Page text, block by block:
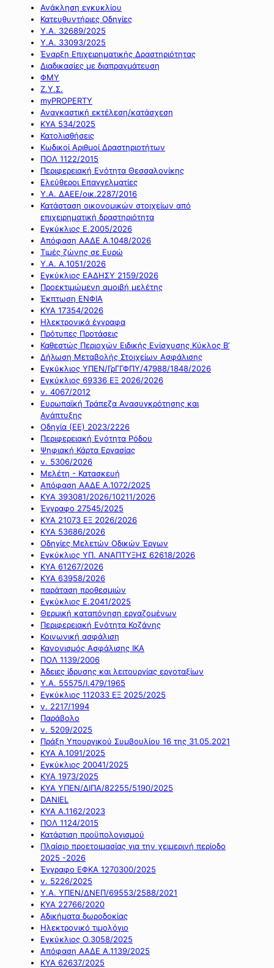
Ανάκληση εγκυκλίου
Κατευθυντήριες Οδηγίες
Υ.Α. 32689/2025
Υ.Α. 33093/2025
Έναρξη Επιχειρηματικής Δραστηριότητας
Διαδικασίες με διαπραγμάτευση
ΦΜΥ
Ζ.Υ.Σ.
myPROPERTY
Αναγκαστική εκτέλεση/κατάσχεση
ΚΥΑ 534/2025
Κατολισθήσεις
Κωδικοί Αριθμοί Δραστηριοτήτων
ΠΟΛ 1122/2015
Περιφερειακή Ενότητα Θεσσαλονίκης
Ελεύθεροι Επαγγελματίες
Υ.Α. ΔΑΕΕ/οικ.2287/2016
Κατάσταση οικονομικών στοιχείων από
επιχειρηματική δραστηριότητα
Εγκύκλιος Ε.2005/2026
Απόφαση ΑΑΔΕ Α.1048/2026
Τιμές ζώνης σε Ευρώ
Υ.Α. Α.1051/2026
Εγκύκλιος ΕΑΔΗΣΥ 2159/2026
Προεκτιμώμενη αμοιβή μελέτης
Έκπτωση ΕΝΦΙΑ
ΚΥΑ 17354/2026
Ηλεκτρονικά έγγραφα
Πρότυπες Προτάσεις
Καθεστώς Περιοχών Ειδικής Ενίσχυσης Κύκλος Β’
Δήλωση Μεταβολής Στοιχείων Ασφάλισης
Εγκύκλιος ΥΠΕΝ/ΓρΓΓΦΠΥ/47988/1848/2026
Εγκύκλιος 69336 ΕΞ 2026/2026
ν. 4067/2012
Ευρωπαϊκή Τράπεζα Ανασυγκρότησης και
Ανάπτυξης
Οδηγία (ΕΕ) 2023/2226
Περιφερειακή Ενότητα Ρόδου
Ψηφιακή Κάρτα Εργασίας
ν. 5306/2026
Μελέτη - Κατασκευή
Απόφαση ΑΑΔΕ Α.1072/2025
ΚΥΑ 393081/2026/10211/2026
Έγγραφο 27545/2025
ΚΥΑ 21073 ΕΞ 2026/2026
ΚΥΑ 53686/2026
Οδηγίες Μελετών Οδικών Έργων
Εγκύκλιος ΥΠ. ΑΝΑΠΤΥΞΗΣ 62618/2026
ΚΥΑ 61267/2026
ΚΥΑ 63958/2026
παράταση προθεσμιών
Εγκύκλιος Ε.2041/2025
Θερμική καταπόνηση εργαζομένων
Περιφερειακή Ενότητα Κοζάνης
Κοινωνική ασφάλιση
Κανονισμός Ασφάλισης ΙΚΑ
ΠΟΛ 1139/2006
Άδειες ίδρυσης και λειτουργίας εργοταξίων
Υ.Α. 55575/Ι.479/1965
Εγκύκλιος 112033 ΕΞ 2025/2025
ν. 2217/1994
Παράβολο
ν. 5209/2025
Πράξη Υπουργικού Συμβουλίου 16 της 31.05.2021
ΚΥΑ Α.1091/2025
Εγκύκλιος 20041/2025
ΚΥΑ 1973/2025
ΚΥΑ ΥΠΕΝ/ΔΙΠΑ/82255/5190/2025
DANIEL
ΚΥΑ Α.1162/2023
ΠΟΛ 1124/2015
Κατάρτιση προϋπολογισμού
Πλαίσιο προετοιμασίας για την χειμερινή περίοδο
2025 -2026
Έγγραφο ΕΦΚΑ 1270300/2025
ν. 5226/2025
Υ.Α. ΥΠΕΝ/ΔΝΕΠ/69553/2588/2021
ΚΥΑ 22766/2020
Αδικήματα δωροδοκίας
Ηλεκτρονικό τιμολόγιο
Εγκύκλιος Ο.3058/2025
Απόφαση ΑΑΔΕ Α.1139/2025
ΚΥΑ 62637/2025